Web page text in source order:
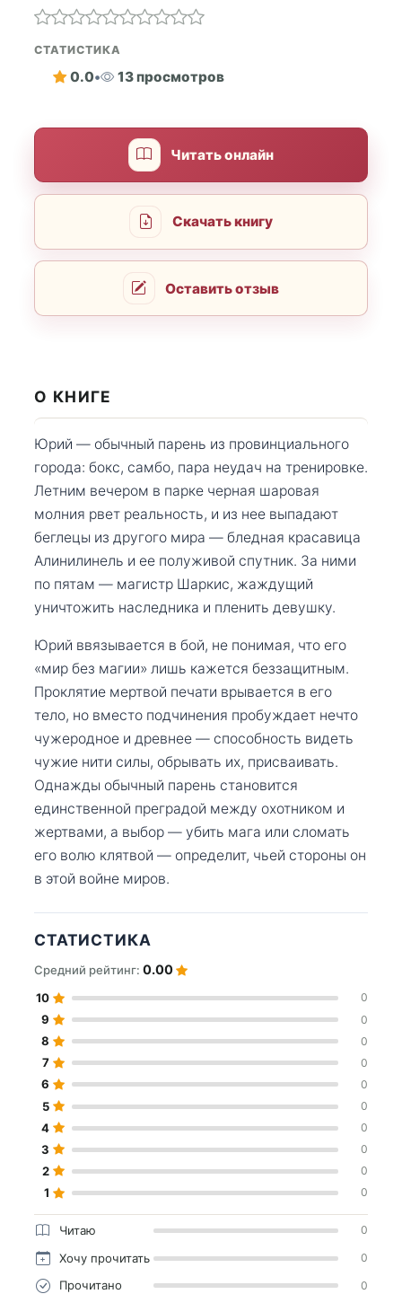
СТАТИСТИКА
0.0• 13 просмотров
Читать онлайн
Скачать книгу
Оставить отзыв
О КНИГЕ
Юрий — обычный парень из провинциального
города: бокс, самбо, пара неудач на тренировке.
Летним вечером в парке черная шаровая
молния рвет реальность, и из нее выпадают
беглецы из другого мира — бледная красавица
Алинилинель и ее полуживой спутник. За ними
по пятам — магистр Шаркис, жаждущий
уничтожить наследника и пленить девушку.
Юрий ввязывается в бой, не понимая, что его
«мир без магии» лишь кажется беззащитным.
Проклятие мертвой печати врывается в его
тело, но вместо подчинения пробуждает нечто
чужеродное и древнее — способность видеть
чужие нити силы, обрывать их, присваивать.
Однажды обычный парень становится
единственной преградой между охотником и
жертвами, а выбор — убить мага или сломать
его волю клятвой — определит, чьей стороны он
в этой войне миров.
СТАТИСТИКА
Средний рейтинг: 0.00
10 0
9 0
8 0
7 0
6 0
5 0
4 0
3 0
2 0
1 0
Читаю 0
Хочу прочитать 0
Прочитано 0